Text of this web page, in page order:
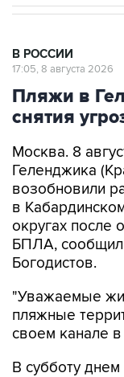
В РОССИИ
17:05, 8 августа 2026
Пляжи в
снятия
Москва. 8
Геленджика
возобновили
в
округах после
БПЛА, сообщил
Богодистов.
"Уважаемые
пляжные
своем канале в
В субботу днем